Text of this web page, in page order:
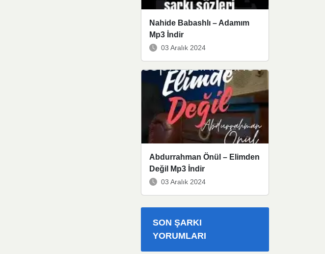
Nahide Babashlı – Adamım
Mp3 İndir
03 Aralık 2024
Abdurrahman Önül – Elimden
Değil Mp3 İndir
03 Aralık 2024
SON ŞARKI
YORUMLARI